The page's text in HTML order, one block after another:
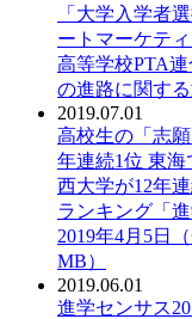
「大学入学者
ートマーケテ
高等学校PTA
の進路に関する
2019.07.01
PDF：
高校生の「志
年連続1位 東海
西大学が12年
ランキング「
2019年4月5日
MB）
2019.06.01
PDF：
進学センサス